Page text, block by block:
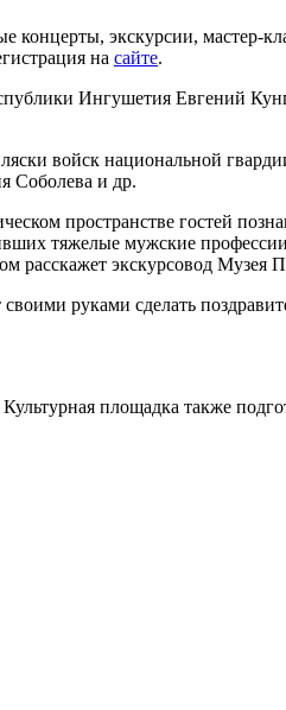
экскурсии, мастер-
на сайте.
Ингушетия Евгений
войск национальной
Соболева и др.
пространстве гостей
тяжелые мужские
расскажет экскурсовод Музея
руками сделать
площадка также